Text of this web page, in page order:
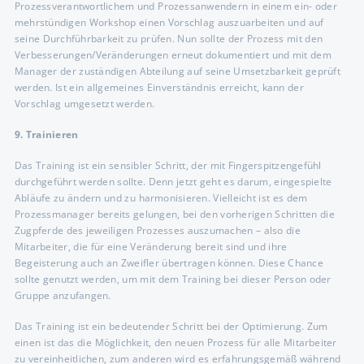
Prozessverantwortlichem und Prozessanwendern in einem ein- oder
mehrstündigen Workshop einen Vorschlag auszuarbeiten und auf
seine Durchführbarkeit zu prüfen. Nun sollte der Prozess mit den
Verbesserungen/Veränderungen erneut dokumentiert und mit dem
Manager der zuständigen Abteilung auf seine Umsetzbarkeit geprüft
werden. Ist ein allgemeines Einverständnis erreicht, kann der
Vorschlag umgesetzt werden.
9. Trainieren
Das Training ist ein sensibler Schritt, der mit Fingerspitzengefühl
durchgeführt werden sollte. Denn jetzt geht es darum, eingespielte
Abläufe zu ändern und zu harmonisieren. Vielleicht ist es dem
Prozessmanager bereits gelungen, bei den vorherigen Schritten die
Zugpferde des jeweiligen Prozesses auszumachen – also die
Mitarbeiter, die für eine Veränderung bereit sind und ihre
Begeisterung auch an Zweifler übertragen können. Diese Chance
sollte genutzt werden, um mit dem Training bei dieser Person oder
Gruppe anzufangen.
Das Training ist ein bedeutender Schritt bei der Optimierung. Zum
einen ist das die Möglichkeit, den neuen Prozess für alle Mitarbeiter
zu vereinheitlichen, zum anderen wird es erfahrungsgemäß während